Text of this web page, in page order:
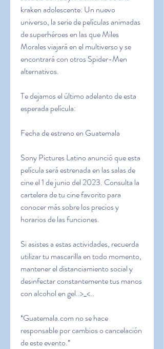
kraken adolescente: Un nuevo
universo, la serie de películas animadas
de superhéroes en las que Miles
Morales viajará en el multiverso y se
encontrará con otros Spider-Men
alternativos.
Te dejamos el último adelanto de esta
esperada película:
Fecha de estreno en Guatemala
Sony Pictures Latino anunció que esta
película será estrenada en las salas de
cine el 1 de junio del 2023. Consulta la
cartelera de tu cine favorito para
conocer más sobre los precios y
horarios de las funciones.
Si asistes a estas actividades, recuerda
utilizar tu mascarilla en todo momento,
mantener el distanciamiento social y
desinfectar constantemente tus manos
con alcohol en gel..>_<..
*Guatemala.com no se hace
responsable por cambios o cancelación
de este evento.*